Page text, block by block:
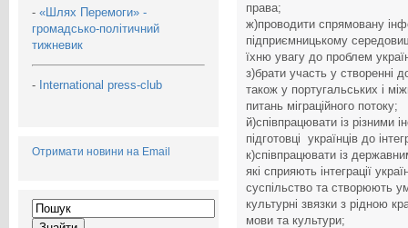
- «Шлях Перемоги» -
громадсько-політичний
тижневик
- International press-club
Отримати новини на Email
права;
ж)проводити спрямовану
підприємницькому
їхню увагу до проблем
з)брати участь у створенні
також у португальських і
питань міграційного потоку;
й)співпрацювати із різними
підготовці українців до
к)співпрацювати із
які сприяють інтеграції
суспільство та створюють
культурні звязки з рідною
мови та культури;